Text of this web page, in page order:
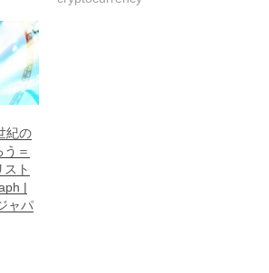
紀の
う＝
スト
|
ャパ